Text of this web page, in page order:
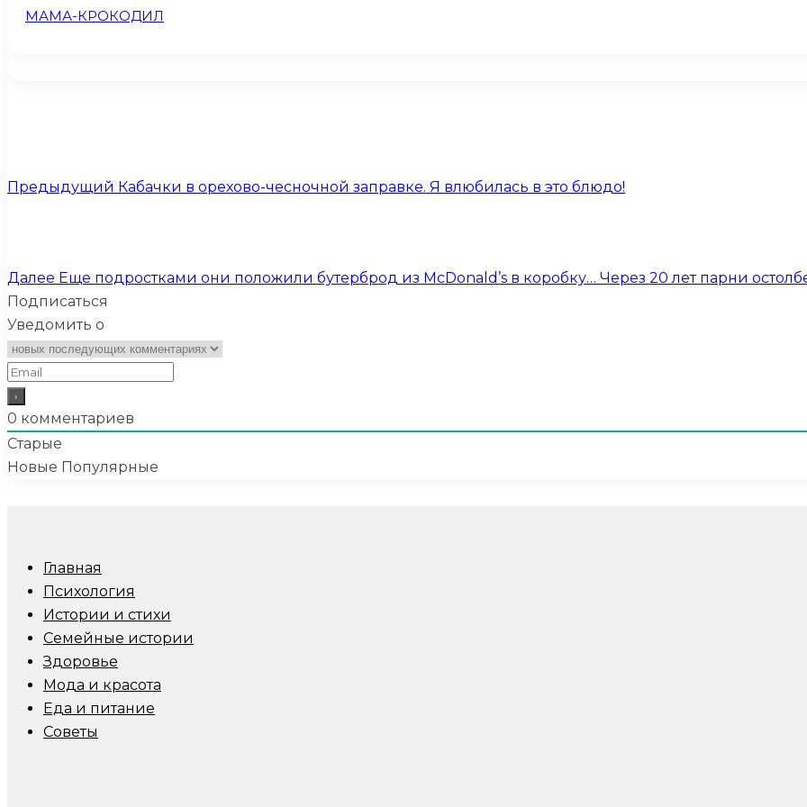
МАМА-КРОКОДИЛ
Предыдущий Кабачки в орехово-чесночной заправке. Я влюбилась в это блюдо!
Далее Еще подростками они положили бутерброд из McDonald’s в коробку… Через 20 лет парни
Подписаться
Уведомить о
0 комментариев
Старые
Новые Популярные
Главная
Психология
Истории и стихи
Семейные истории
Здоровье
Мода и красота
Еда и питание
Советы